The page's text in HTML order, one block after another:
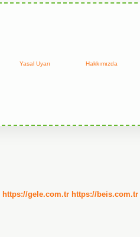
Yasal Uyarı Hakkımızda
https://gele.com.tr https://beis.com.tr